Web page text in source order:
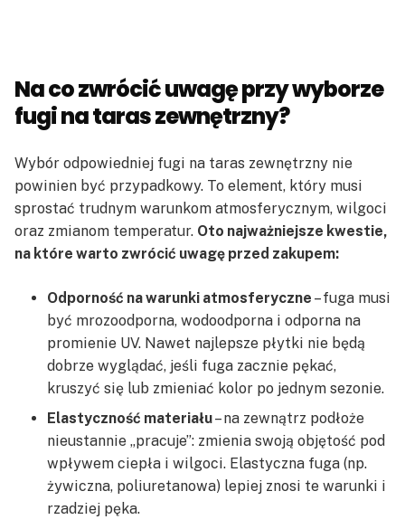
Na co zwrócić uwagę przy wyborze
fugi na taras zewnętrzny?
Wybór odpowiedniej fugi na taras zewnętrzny nie
powinien być przypadkowy. To element, który musi
sprostać trudnym warunkom atmosferycznym, wilgoci
oraz zmianom temperatur. Oto najważniejsze kwestie,
na które warto zwrócić uwagę przed zakupem:
Odporność na warunki atmosferyczne – fuga musi
być mrozoodporna, wodoodporna i odporna na
promienie UV. Nawet najlepsze płytki nie będą
dobrze wyglądać, jeśli fuga zacznie pękać,
kruszyć się lub zmieniać kolor po jednym sezonie.
Elastyczność materiału– na zewnątrz podłoże
nieustannie „pracuje”: zmienia swoją objętość pod
wpływem ciepła i wilgoci. Elastyczna fuga (np.
żywiczna, poliuretanowa) lepiej znosi te warunki i
rzadziej pęka.